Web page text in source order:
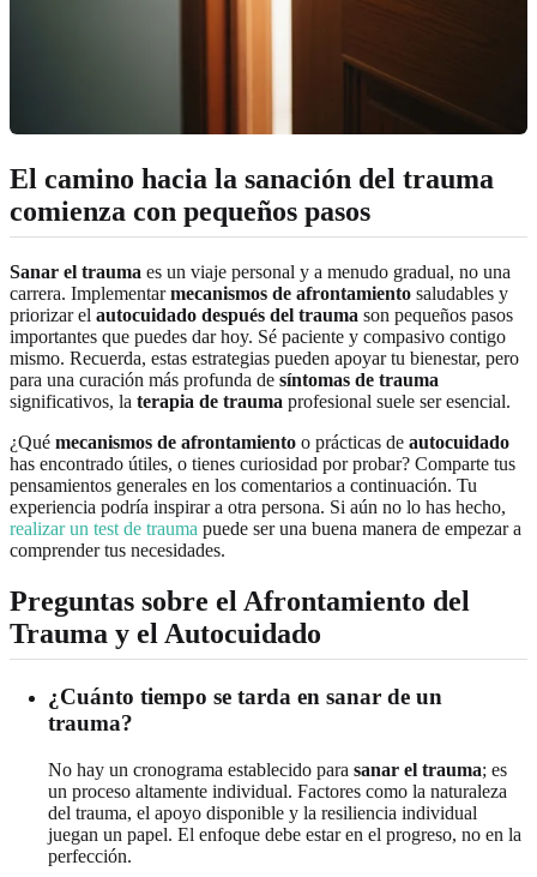
El camino hacia la sanación del trauma
comienza con pequeños pasos
Sanar el trauma es un viaje personal y a menudo gradual, no una
carrera. Implementarmecanismos de afrontamiento saludables y
priorizar el autocuidado después del trauma son pequeños pasos
importantes que puedes dar hoy. Sé paciente y compasivo contigo
mismo. Recuerda, estas estrategias pueden apoyar tu bienestar, pero
para una curación más profunda de síntomas de trauma
significativos, la terapia de trauma profesional suele ser esencial.
¿Qué mecanismos de afrontamiento o prácticas de autocuidado
has encontrado útiles, o tienes curiosidad por probar? Comparte tus
pensamientos generales en los comentarios a continuación. Tu
experiencia podría inspirar a otra persona. Si aún no lo has hecho,
realizar un test de trauma puede ser una buena manera de empezar a
comprender tus necesidades.
Preguntas sobre el Afrontamiento del
Trauma y el Autocuidado
¿Cuánto tiempo se tarda en sanar de un
trauma?
No hay un cronograma establecido para sanar el trauma; es
un proceso altamente individual. Factores como la naturaleza
del trauma, el apoyo disponible y la resiliencia individual
juegan un papel. El enfoque debe estar en el progreso, no en la
perfección.